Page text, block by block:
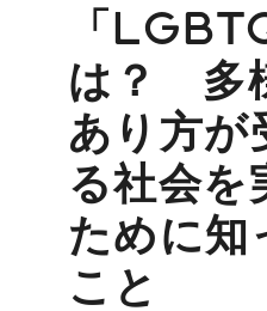
「
は？ 多
あり方が
る社会を
ために知
こと